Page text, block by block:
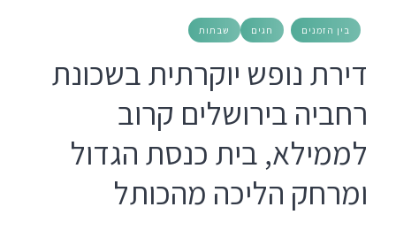
בין הזמנים חגים שבתות
דירת נופש יוקרתית בשכונת
רחביה בירושלים קרוב
לממילא, בית כנסת הגדול
ומרחק הליכה מהכותל